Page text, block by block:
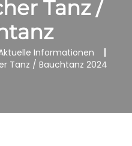
Tanz /
Informationen
Tanz / Bauchtanz 2024